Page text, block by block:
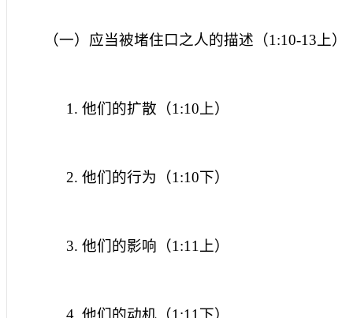
（一）应当被堵住口之人的描述（1:10-13 上）
1.他们的扩散（1:10 上）
2.他们的行为（1:10下）
3.他们的影响（1:11 上）
4.他们的动机（1:11 下）